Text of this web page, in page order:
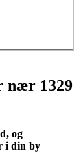
nær 1329
og
i din by